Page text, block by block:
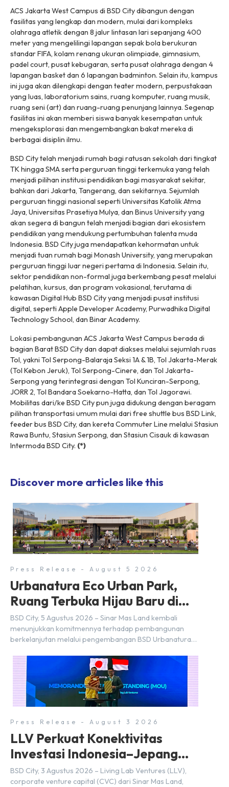
ACS Jakarta West Campus di BSD City dibangun dengan
fasilitas yang lengkap dan modern, mulai dari kompleks
olahraga atletik dengan 8 jalur lintasan lari sepanjang 400
meter yang mengelilingi lapangan sepak bola berukuran
standar FIFA, kolam renang ukuran olimpiade, gimnasium,
padel court, pusat kebugaran, serta pusat olahraga dengan 4
lapangan basket dan 6 lapangan badminton. Selain itu, kampus
ini juga akan dilengkapi dengan teater modern, perpustakaan
yang luas, laboratorium sains, ruang komputer, ruang musik,
ruang seni (art) dan ruang-ruang penunjang lainnya. Segenap
fasilitas ini akan memberi siswa banyak kesempatan untuk
mengeksplorasi dan mengembangkan bakat mereka di
berbagai disiplin ilmu.
BSD City telah menjadi rumah bagi ratusan sekolah dari tingkat
TK hingga SMA serta perguruan tinggi terkemuka yang telah
menjadi pilihan institusi pendidikan bagi masyarakat sekitar,
bahkan dari Jakarta, Tangerang, dan sekitarnya. Sejumlah
perguruan tinggi nasional seperti Universitas Katolik Atma
Jaya, Universitas Prasetiya Mulya, dan Binus University yang
akan segera di bangun telah menjadi bagian dari ekosistem
pendidikan yang mendukung pertumbuhan talenta muda
Indonesia. BSD City juga mendapatkan kehormatan untuk
menjadi tuan rumah bagi Monash University, yang merupakan
perguruan tinggi luar negeri pertama di Indonesia. Selain itu,
sektor pendidikan non-formal juga berkembang pesat melalui
pelatihan, kursus, dan program vokasional, terutama di
kawasan Digital Hub BSD City yang menjadi pusat institusi
digital, seperti Apple Developer Academy, Purwadhika Digital
Technology School, dan Binar Academy.
Lokasi pembangunan ACS Jakarta West Campus berada di
bagian Barat BSD City dan dapat diakses melalui sejumlah ruas
Tol, yakni Tol Serpong-Balaraja Seksi 1A & 1B, Tol Jakarta-Merak
(Tol Kebon Jeruk), Tol Serpong-Cinere, dan Tol Jakarta-
Serpong yang terintegrasi dengan Tol Kunciran-Serpong,
JORR 2, Tol Bandara Soekarno-Hatta, dan Tol Jagorawi.
Mobilitas dari/ke BSD City pun juga didukung dengan beragam
pilihan transportasi umum mulai dari free shuttle bus BSD Link,
feeder bus BSD City, dan keretaCommuter Line melalui Stasiun
Rawa Buntu, Stasiun Serpong, dan Stasiun Cisauk di kawasan
Intermoda BSD City. (*)
Discover more articles like this
Press Release - August 5 2026
Urbanatura Eco Urban Park,
Ruang Terbuka Hijau Baru di
BSD City
BSD City, 5 Agustus 2026 – Sinar Mas Land kembali
menunjukkan komitmennya terhadap pembangunan
berkelanjutan melalui pengembangan BSD Urbanatura
dengan jalur sungai sepanjang 1,5 km yang dikelilingi
lanskap tropis rimbun di BSD City yang sebelumnya
dikenal sebagai Green Pathway. Transformasi ini
merupakan bagian dari upaya perusahaan untuk […]
Press Release - August 3 2026
LLV Perkuat Konektivitas
Investasi Indonesia–Jepang
(FDI) pada 2025
BSD City, 3 Agustus 2026 – Living Lab Ventures (LLV),
corporate venture capital (CVC) dari Sinar Mas Land,